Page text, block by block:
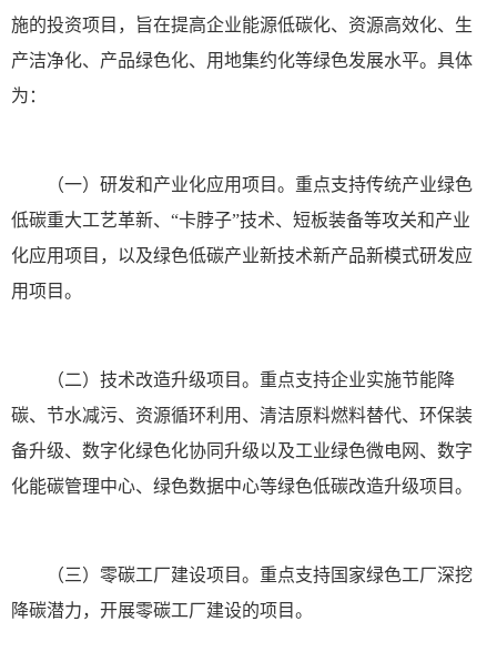
施的投资项目，旨在提高企业能源低碳化、资源高效化、生
产洁净化、产品绿色化、用地集约化等绿色发展水平。具体
为：
（一）研发和产业化应用项目。重点支持传统产业绿色
低碳重大工艺革新、“卡脖子”技术、短板装备等攻关和产业
化应用项目，以及绿色低碳产业新技术新产品新模式研发应
用项目。
（二）技术改造升级项目。重点支持企业实施节能降
碳、节水减污、资源循环利用、清洁原料燃料替代、环保装
备升级、数字化绿色化协同升级以及工业绿色微电网、数字
化能碳管理中心、绿色数据中心等绿色低碳改造升级项目。
（三）零碳工厂建设项目。重点支持国家绿色工厂深挖
降碳潜力，开展零碳工厂建设的项目。